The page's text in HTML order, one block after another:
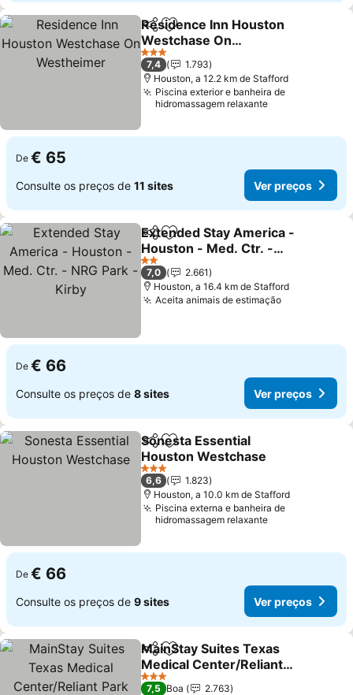
PartilharAdicionar aos favoritos
Residence Inn Houston
Westchase On
Westheimer
Ver preços
3 Estrelas
7,4
1.793
Houston, a 12.2 km de Stafford
Piscina exterior e banheira de
hidromassagem relaxante
De € 65
Consulte os preços de 11 sites Ver preços
PartilharAdicionar aos favoritos
Extended Stay America -
Houston - Med. Ctr. -
NRG Park - Kirby
Ver preços
2 Estrelas
7,0
2.661
Houston, a 16.4 km de Stafford
Aceita animais de estimaçãoVer preços
De € 66
Consulte os preços de 8 sites Ver preços
PartilharAdicionar aos favoritos
Sonesta Essential
Houston Westchase
Ver preços
3 Estrelas
6,6
1.823
Houston, a 10.0 km de Stafford
Piscina externa e banheira de
hidromassagem relaxante
De € 66
Consulte os preços de 9 sites Ver preços
PartilharAdicionar aos favoritos
MainStay Suites Texas
Medical Center/Reliant
Park
Ver preços
3 Estrelas
7,5 Boa
2.763